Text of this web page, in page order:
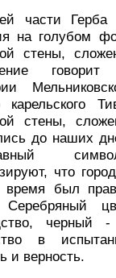
части Герба
на голубом
стены,
карельского
стены,
до наших
что
время был
Серебряный
черный -
в
и верность.